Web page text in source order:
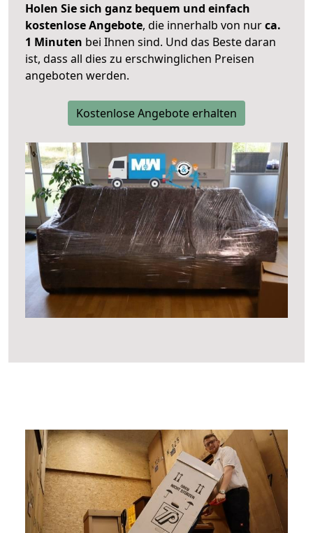
Holen Sie sich ganz bequem und einfach
kostenlose Angebote, die innerhalb von nurca.
1 Minuten bei Ihnen sind. Und das Beste daran
ist, dass all dies zu erschwinglichen Preisen
angeboten werden.
Kostenlose Angebote erhalten